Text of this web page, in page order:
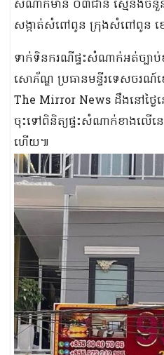
សំណាក់មាន ០៣ជាន់ ស្មើនឹងចំនួ
សង្កាត់សំពៅពូន ក្រុងសំពៅពូន ខ
ទាក់ទិនករណីផ្ទះសំណាក់អត់ច្បា
សោភ័ណ្ឌ ប្រធានមន្ទីរទេសចរណ៍ខ
The Mirror News ដឹងនៅថ្ងៃ
ចុះទៅពិនិត្យផ្ទះសំណាក់ខាងលើនេ
ហើយ៕